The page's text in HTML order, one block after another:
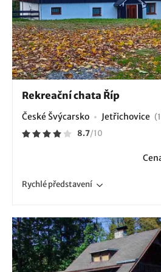
Rekreační chata Říp
České Švýcarsko Jetřichovice
8.7/10
Rychlépředstavení